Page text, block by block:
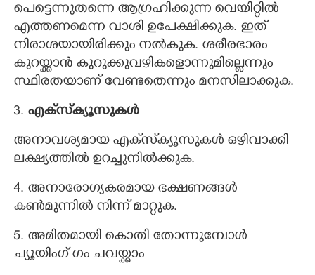
പെട്ടെന്നുതന്നെ ആഗ്രഹിക്കുന്ന വെയിറ്റിൽ
എത്തണമെന്ന വാശി ഉപേക്ഷിക്കുക. ഇത്
നിരാശയായിരിക്കും നൽകുക. ശരീരഭാരം
കുറയ്ക്കാൻ കുറുക്കുവഴികളൊന്നുമില്ലെന്നും
സ്ഥിരതയാണ് വേണ്ടതെന്നും മനസിലാക്കുക.
3. എക്‌സ്‌ക്യൂസുകൾ
അനാവശ്യമായ എക്‌സ്‌ക്യൂസുകൾ ഒഴിവാക്കി
ലക്ഷ്യത്തിൽ ഉറച്ചുനിൽക്കുക.
4. അനാരോഗ്യകരമായ ഭക്ഷണങ്ങൾ
കൺമുന്നിൽ നിന്ന് മാറ്റുക.
5. അമിതമായി കൊതി തോന്നുമ്പോൾ
ച്യൂയിംഗ് ഗം ചവയ്ക്കാം